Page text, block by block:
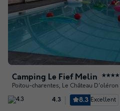
Camping Le Fief Melin ★★★★
Poitou-charentes, Le Château D'oléron
4.3 8.3 Excellent